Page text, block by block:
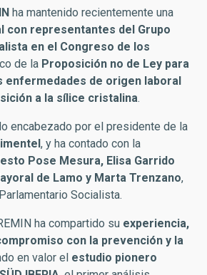
ha mantenido recientemente una
con representantes del Grupo
en el Congreso de los
de la Proposición no de Ley para
enfermedades de origen laboral
a la sílice cristalina.
encabezado por el presidente de la
, y ha contado con la
Pose Mesura, Elisa Garrido
de Lamo y Marta Trenzano,
Socialista.
ha compartido su experiencia,
con la prevención y la
en valor el estudio pionero